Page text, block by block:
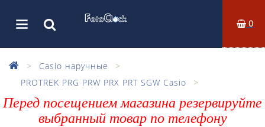
0
Casio наручные
PROTREK PRG PRW PRX PRT SGW Casio
Перед посещением магазина резервируйте
выбранный товар по телефону